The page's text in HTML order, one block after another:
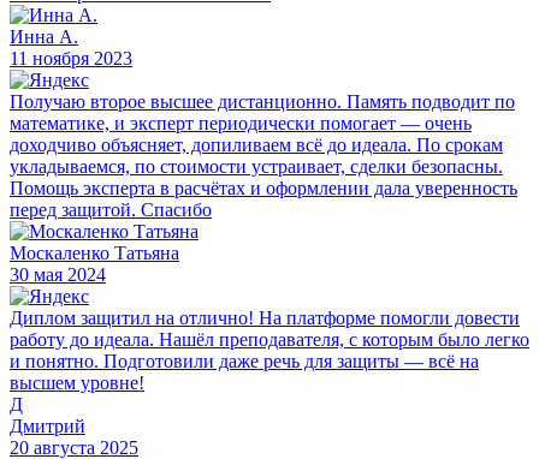
Инна А.
11 ноября 2023
Получаю второе высшее дистанционно. Память подводит по
математике, и эксперт периодически помогает — очень
доходчиво объясняет, допиливаем всё до идеала. По срокам
укладываемся, по стоимости устраивает, сделки безопасны.
Помощь эксперта в расчётах и оформлении дала уверенность
перед защитой. Спасибо
Москаленко Татьяна
30 мая 2024
Диплом защитил на отлично! На платформе помогли довести
работу до идеала. Нашёл преподавателя, с которым было легко
и понятно. Подготовили даже речь для защиты — всё на
высшем уровне!
Д
Дмитрий
20 августа 2025